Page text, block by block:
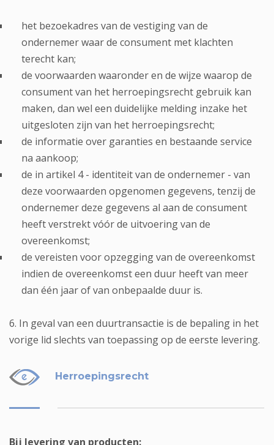
het bezoekadres van de vestiging van de
ondernemer waar de consument met klachten
terecht kan;
de voorwaarden waaronder en de wijze waarop de
consument van het herroepingsrecht gebruik kan
maken, dan wel een duidelijke melding inzake het
uitgesloten zijn van het herroepingsrecht;
de informatie over garanties en bestaande service
na aankoop;
de in artikel 4 - identiteit van de ondernemer - van
deze voorwaarden opgenomen gegevens, tenzij de
ondernemer deze gegevens al aan de consument
heeft verstrekt vóór de uitvoering van de
overeenkomst;
de vereisten voor opzegging van de overeenkomst
indien de overeenkomst een duur heeft van meer
dan één jaar of van onbepaalde duur is.
6. In geval van een duurtransactie is de bepaling in het
vorige lid slechts van toepassing op de eerste levering.
Herroepingsrecht
Bij levering van producten: